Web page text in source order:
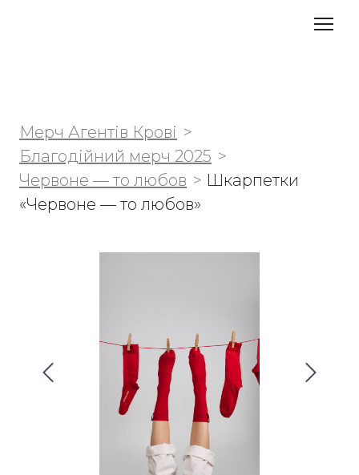
Мерч Агентів Крові
Благодійний мерч 2025
Червоне — то любов
Шкарпетки
«Червоне — то любов»